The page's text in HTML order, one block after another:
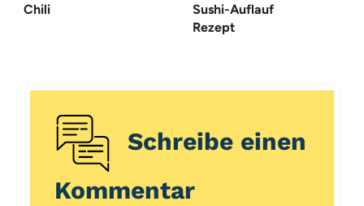
Chili
Sushi-Auflauf
Rezept
Schreibe einen
Kommentar